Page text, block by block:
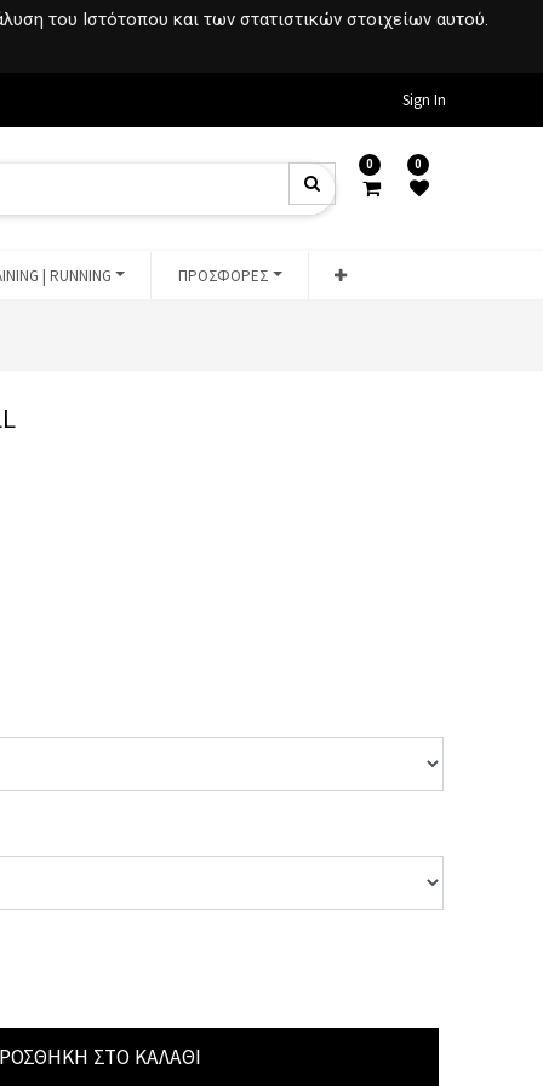
του Ιστότοπου και των στατιστικών στοιχείων αυτού.
Sign In
0 0
| RUNNING ΠΡΟΣΦΟΡΕΣ
ΣΤΟ ΚΑΛΆΘΙ